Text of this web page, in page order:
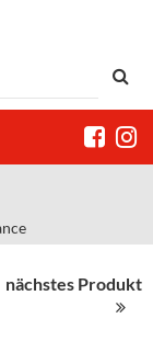
nächstes Produkt